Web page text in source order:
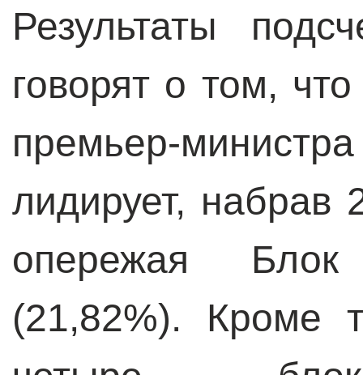
Результаты
говорят о том,
премьер-
лидирует, набрав
опережая
(21,82%). Кроме